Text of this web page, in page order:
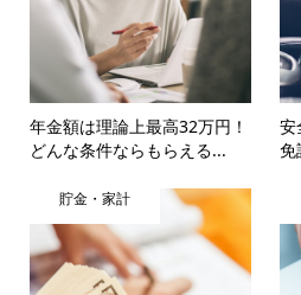
年金額は理論上最高32万円！
どんな条件ならもらえる...
免
貯金・家計